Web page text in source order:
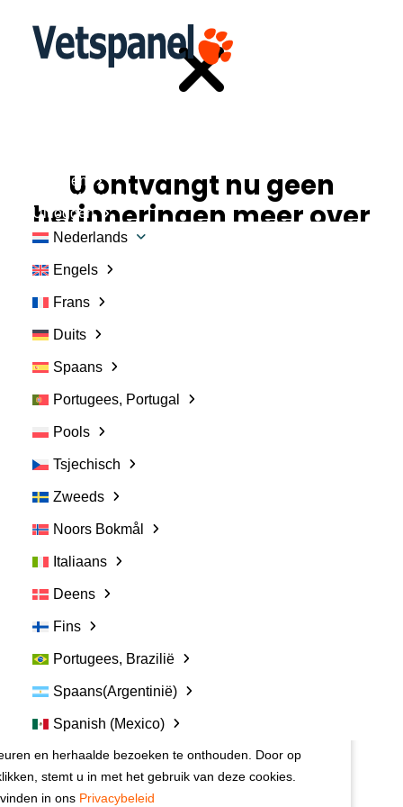
Bronnen
Contact opnemen
Uitloggen
Nederlands
Engels
Frans
Duits
Spaans
Portugees, Portugal
Pools
Tsjechisch
Zweeds
Noors Bokmål
Italiaans
Deens
Fins
Portugees, Brazilië
Spaans(Argentinië)
Spanish (Mexico)
U ontvangt nu geen
herinneringen meer over
deze enquête.
Algemene voorwaarden van Vetspanel
PRIVACYBELEID VAN VETSPANEL
Onderzoek doen met Vetspanel?Klik hier.
veel waarde aan uw privacy:
onze website om u de meest relevante ervaring te
en herhaalde bezoeken te onthouden. Door op
stemt u in met het gebruik van deze cookies.
in ons Privacybeleid